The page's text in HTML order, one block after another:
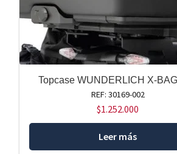
Topcase WUNDERLICH X-
REF: 30169-002
$1.252.000
Leer más